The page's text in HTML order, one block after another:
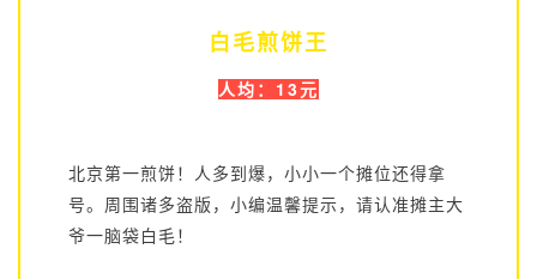
白毛煎饼王
人均：13元
北京第一煎饼！人多到爆，小小一个摊位还得拿
号。周围诸多盗版，小编温馨提示，请认准摊主大
爷一脑袋白毛！